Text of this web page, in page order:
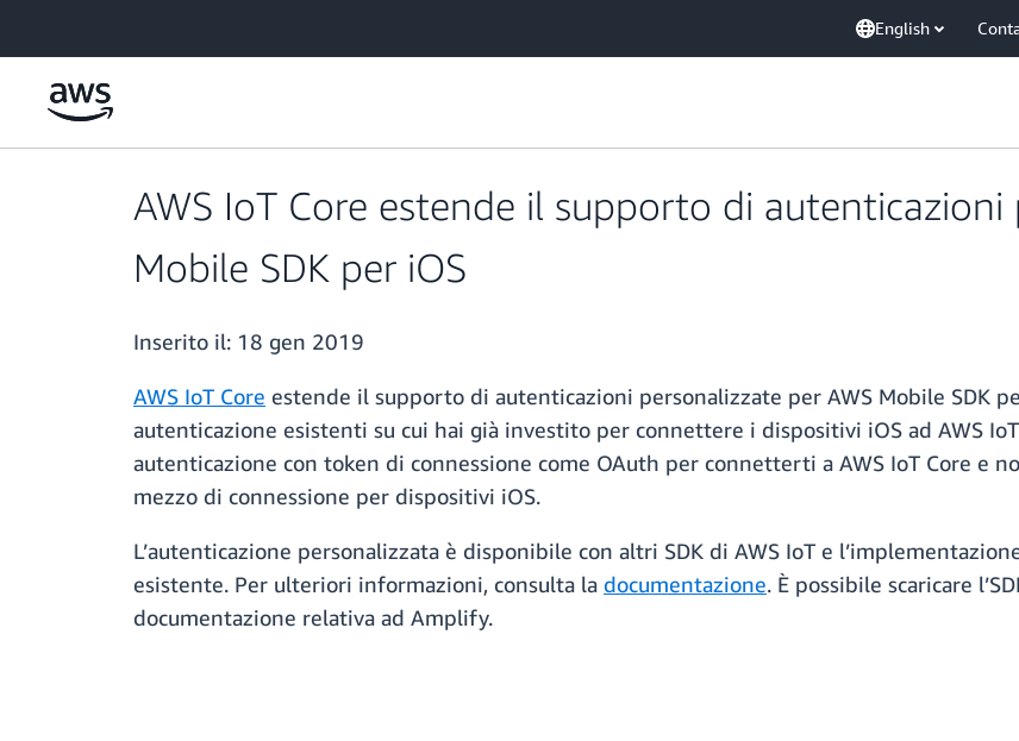
English
AWS IoT Core estende il supporto di autenticazioni
Mobile SDK per iOS
Inserito il: 18 gen 2019
AWS IoT Core estende il supporto di autenticazioni personalizzate per AWS Mobile SDK
autenticazione esistenti su cui hai già investito per connettere i dispositivi iOS ad AWS
autenticazione con token di connessione come OAuth per connetterti a AWS IoT Core e
mezzo di connessione per dispositivi iOS.
L’autenticazione personalizzata è disponibile con altri SDK di AWS IoT e
esistente. Per ulteriori informazioni, consulta la documentazione. È possibile scaricare
documentazione relativa ad Amplify.